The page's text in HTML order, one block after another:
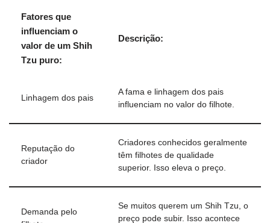
Fatores que
influenciam o
valor de um Shih
Tzu puro:
Descrição:
Linhagem dos pais
A fama e linhagem dos pais
influenciam no valor do filhote.
Reputação do
criador
Criadores conhecidos geralmente
têm filhotes de qualidade
superior. Isso eleva o preço.
Demanda pelo
Se muitos querem um Shih Tzu, o
preço pode subir. Isso acontece